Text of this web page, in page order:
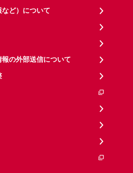
ど）について
の外部送信について